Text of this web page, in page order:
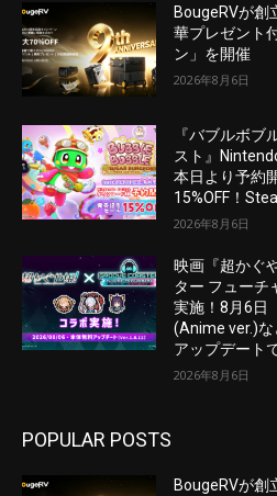
BougeRVが創
華プレゼント
ン」を開催
2026年8月6日
『バブルボブ
スト』
本日より予約
15%OFF！
2026年8月6日
映画『超かぐ
ター フューチ
実施！8月6日
(Anime ver.)
アップデート
2026年8月6日
POPULAR POSTS
BougeRVが創